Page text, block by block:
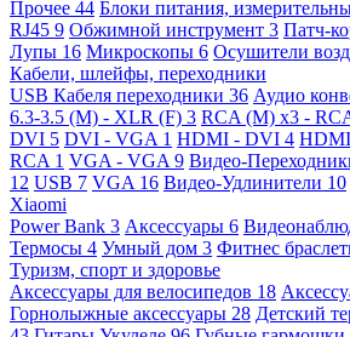
Прочее 44 Блоки питания,
RJ45 9 Обжимной инструмент 3 Патч-
Лупы 16 Микроскопы 6 Осушители
Кабели, шлейфы, переходники
USB Кабеля переходники 36 Аудио
6.3-3.5 (M) - XLR (F) 3 RCA (M) x3 -
DVI 5 DVI - VGA 1 HDMI - DVI 4
RCA 1 VGA - VGA 9 Видео-
12 USB 7 VGA 16 Видео-Удлинители 10
Xiaomi
Power Bank 3 Аксессуары 6
Термосы 4 Умный дом 3 Фитнес
Туризм, спорт и здоровье
Аксессуары для велосипедов 18
Горнолыжные аксессуары 28 Детский